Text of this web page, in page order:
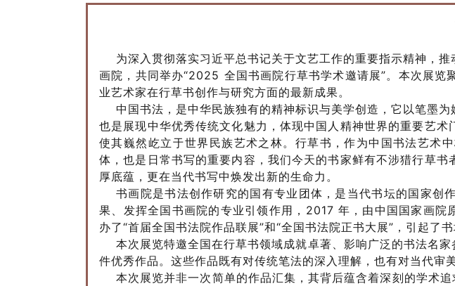
为深入贯彻落实习近平总书记关于文艺工作的重要指示精神，
画院，共同举办“2025 全国书画院行草书学术邀请展”。本次展
业艺术家在行草书创作与研究方面的最新成果。
中国书法，是中华民族独有的精神标识与美学创造，它以笔墨
也是展现中华优秀传统文化魅力，体现中国人精神世界的重要艺
使其巍然屹立于世界民族艺术之林。行草书，作为中国书法艺术
体，也是日常书写的重要内容，我们今天的书家鲜有不涉猎行草
厚底蕴，更在当代书写中焕发出新的生命力。
书画院是书法创作研究的国有专业团体，是当代书坛的国家创
果、发挥全国书画院的专业引领作用，2017 年，由中国国家画
办了“首届全国书法院作品联展”和“全国书法院正书大展”，引起了
本次展览特邀全国在行草书领域成就卓著、影响广泛的书法名
件优秀作品。这些作品既有对传统笔法的深入理解，也有对当代审
本次展览并非一次简单的作品汇集，其背后蕴含着深刻的学术